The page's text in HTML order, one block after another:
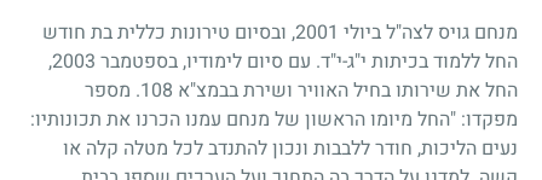
מנחם גויס לצה"ל ביולי 2001, ובסיום טירונות כללית בת חודש
החל ללמוד בכיתות י"ג-י"ד. עם סיום לימודיו, בספטמבר 2003,
החל את שירותו בחיל האוויר ושירת בבמצ"א 108. מספר
מפקדו: "החל מיומו הראשון של מנחם עמנו הכרנו את תכונותיו:
נעים הליכות, חודר ללבבות ונכון להתנדב לכל מטלה קלה או